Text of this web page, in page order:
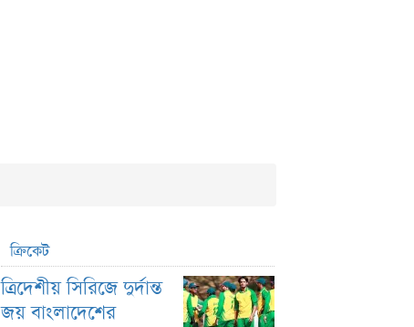
ক্রিকেট
ত্রিদেশীয় সিরিজে দুর্দান্ত
জয় বাংলাদেশের